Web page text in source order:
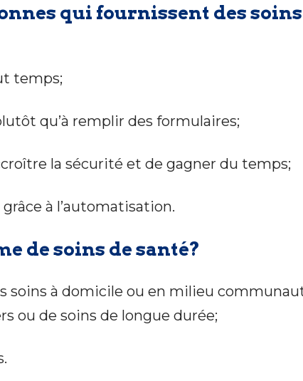
qui fournissent des soins
temps;
qu’à remplir des formulaires;
la sécurité et de gagner du temps;
à l’automatisation.
de soins de santé?
soins à domicile ou en milieu
ou de soins de longue durée;